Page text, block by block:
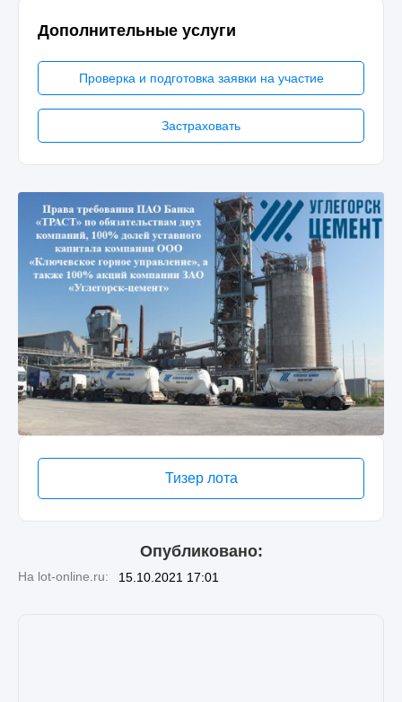
Дополнительные услуги
Проверка и подготовка заявки на участие
Застраховать
Тизер лота
Опубликовано:
На lot-online.ru: 15.10.2021 17:01